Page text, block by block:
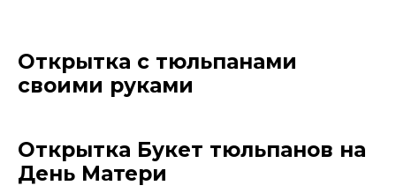
Открытка с тюльпанами
своими руками
Открытка Букет тюльпанов на
День Матери